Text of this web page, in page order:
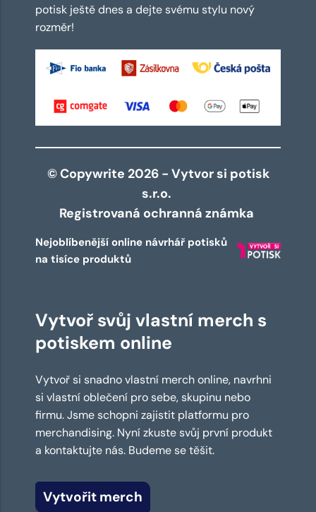
potisk ještě dnes a dejte svému stylu nový
rozměr!
© Copywrite 2026 - Vytvor si potisk
s.r.o.
Registrovaná ochranná známka
Nejoblíbenější online návrhář potisků
na tisíce produktů
Vytvoř svůj vlastní merch s
potiskem online
Vytvoř si snadno vlastní merch online, navrhni
si vlastní oblečení pro sebe, skupinu nebo
firmu. Jsme schopni zajistit platformu pro
merchandising. Nyní zkuste svůj první produkt
a kontaktujte nás. Budeme se těšit.
Vytvořit merch